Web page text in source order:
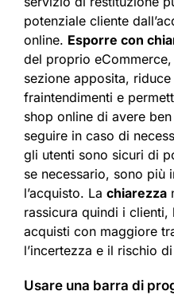
potenziale cliente
online. Esporre con
del proprio
sezione apposita,
fraintendimenti e
shop online di avere
seguire in caso di
gli utenti sono sicuri di
se necessario, sono più
l’acquisto. La chiarezza
rassicura quindi i
acquisti con maggiore
l’incertezza e il rischio
Usare una barra di